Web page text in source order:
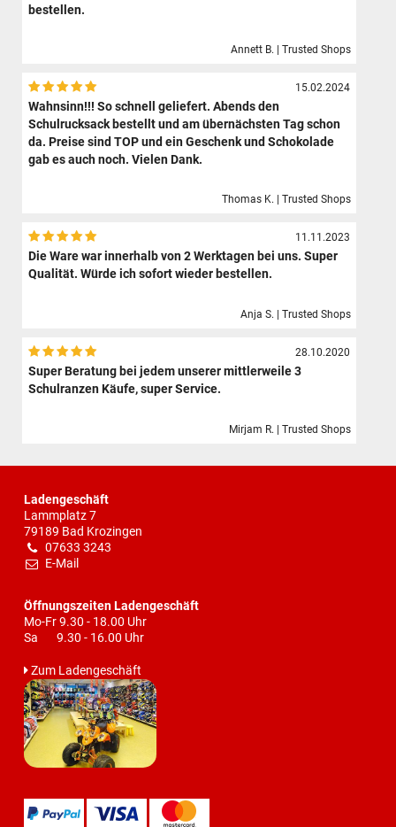
bestellen.
Annett B. | Trusted Shops
15.02.2024
Wahnsinn!!! So schnell geliefert. Abends den
Schulrucksack bestellt und am übernächsten Tag schon
da. Preise sind TOP und ein Geschenk und Schokolade
gab es auch noch. Vielen Dank.
Thomas K. | Trusted Shops
11.11.2023
Die Ware war innerhalb von 2 Werktagen bei uns. Super
Qualität. Würde ich sofort wieder bestellen.
Anja S. | Trusted Shops
28.10.2020
Super Beratung bei jedem unserer mittlerweile 3
Schulranzen Käufe, super Service.
Mirjam R. | Trusted Shops
Ladengeschäft
Lammplatz 7
79189 Bad Krozingen
07633 3243
E-Mail
Öffnungszeiten Ladengeschäft
Mo-Fr 9.30 - 18.00 Uhr
Sa 9.30 - 16.00 Uhr
Zum Ladengeschäft